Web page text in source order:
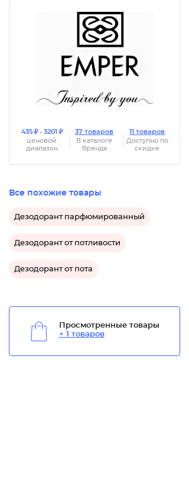
435 ₽ - 3201 ₽
ценовой
диапазон
37 товаров
В каталоге
бренда
11 товаров
Доступно по
скидке
Все похожие товары
Дезодорант парфюмированный
Дезодорант от потливости
Дезодорант от пота
Просмотренные товары
+ 1 товаров